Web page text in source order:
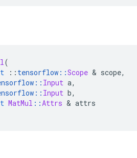
(
:: tensorflow ::Scope & scope,
:: Input a,
:: Input b,
MatMul ::Attrs & attrs